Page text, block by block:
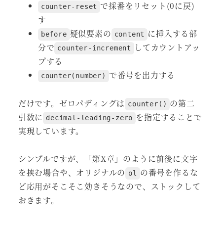
counter-reset で採番をリセット(0に戻)
す
before 疑似要素の content
に挿入する部
分で counter-increment
してカウントアッ
プする
counter(number) で番号を出力する
だけです。ゼロパディングは counter() の第二
引数に
decimal-leading-zero を指定することで
実現しています。
シンプルですが、「第X章」のように前後に文字
を挟む場合や、オリジナルの ol の番号を作るな
ど応用がそこそこ効きそうなので、ストックして
おきます。